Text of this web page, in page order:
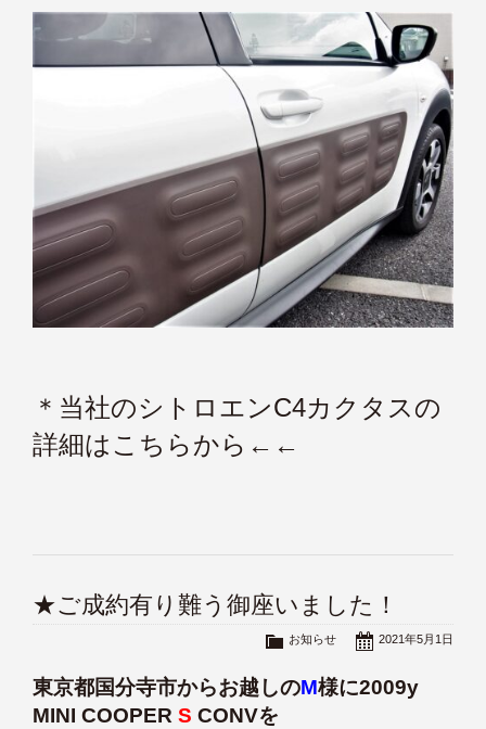
＊当社のシトロエンC4カクタスの
詳細はこちらから←←
★ご成約有り難う御座いました！
2021年5月1日
お知らせ
東京都国分寺市からお越しのM様に2009y
MINI COOPER S CONVを